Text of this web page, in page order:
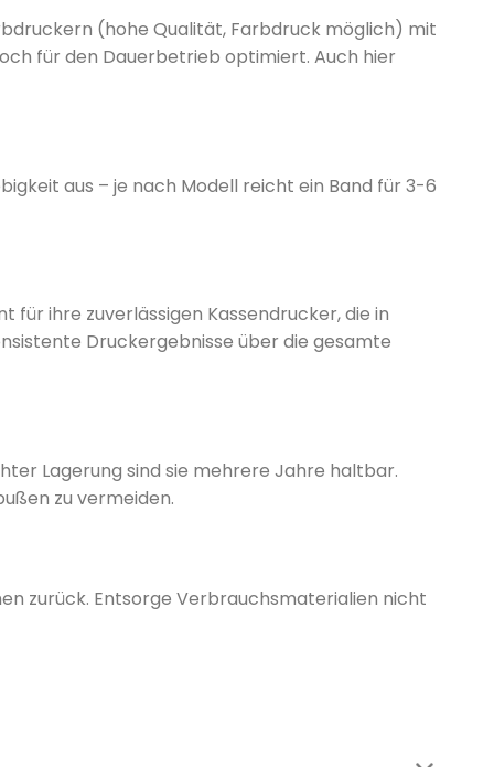
(hohe Qualität, Farbdruck möglich) mit
für den Dauerbetrieb optimiert. Auch hier
aus – je nach Modell reicht ein Band für 3-6
ihre zuverlässigen Kassendrucker, die in
Druckergebnisse über die gesamte
Lagerung sind sie mehrere Jahre haltbar.
zu vermeiden.
zurück. Entsorge Verbrauchsmaterialien nicht